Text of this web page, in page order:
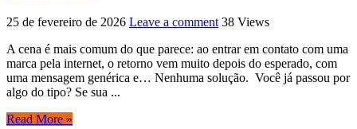
25 de fevereiro de 2026 Leave a comment 38 Views
A cena é mais comum do que parece: ao entrar em contato com uma
marca pela internet, o retorno vem muito depois do esperado, com
uma mensagem genérica e… Nenhuma solução. Você já passou por
algo do tipo? Se sua ...
Read More »